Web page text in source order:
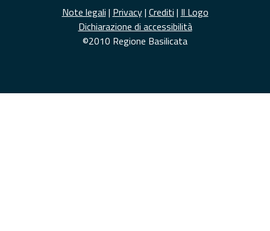
Note legali | Privacy| Crediti | Il Logo
Dichiarazione di accessibilità
©2010 Regione Basilicata